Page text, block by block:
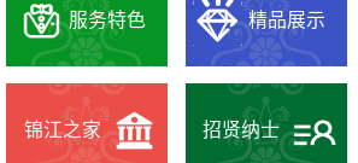
服务特色 精品展示
锦江之家 招贤纳士